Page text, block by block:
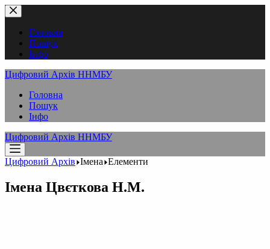
Перейти
до
вмістуГоловна
Пошук
Інфо
Цифровий Архів ННМБУ
Головна
Пошук
Інфо
Цифровий Архів ННМБУ
Цифровий Архів Імена Елементи
Імена Цвєткова Н.М.